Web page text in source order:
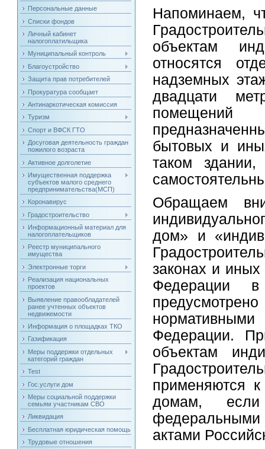
Персональные данные
Списки фондов
Личный кабинет
налогоплатильщика
Муниципальный контроль
Благоустройство
Защита прав потребителей
Прокуратура сообщает
Антинаркотическая комиссия
Туризм
Спорт и ВФСК ГТО
Досуговая деятельность граждан
пожилого возраста
Активное долголетие
Имущественная поддержка
субъектов малого среднего
предпринимательства(МСП)
Коронавирус
Градостроительство
Информационный материал для
налогоплательщиков
Реестр муниципального
имущества
Электронные торги
Реализация национальных
проектов
Выявление правообладателей
ранее учтенных объектов
недвижемости
Информация о площадках ТКО
Газификация
Меры поддержки отдельных
категорий граждан
Test
Гос.услуги дом
Меры социальной поддержки
семьям участникам СВО
Ликвидация
Бесплатная юридическая помощь
Трудовые отношения
Напоминаем,
объектам
относятся
надземных
двадцати
помещений
бытовых и
таком
Обращаем
дом» и
законах и
Федерации
Федерации.
объектам
применяются
домам,
актами